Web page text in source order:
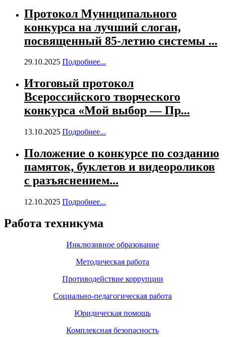
Протокол Муниципального
конкурса на лучший слоган,
посвященный 85-летию системы ...
29.10.2025 Подробнее...
Итоговый протокол
Всероссийского творческого
конкурса «Мой выбор — Пр...
13.10.2025 Подробнее...
Положение о конкурсе по созданию
памяток, буклетов и видеороликов
с разъяснением...
12.10.2025 Подробнее...
Работа техникума
Инклюзивное образование
Методическая работа
Противодействие коррупции
Социально-педагогическая работа
Юридическая помощь
Комплексная безопасность